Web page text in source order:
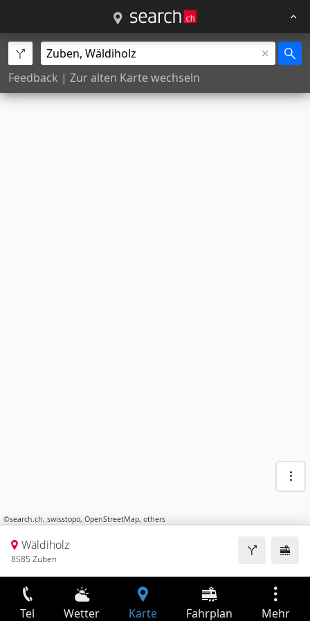
Feedback | Zur alten Karte wechseln
©search.ch, swisstopo, OpenStreetMap, others
Wäldiholz
8585 Zuben
Tel Wetter Karte Fahrplan Mehr